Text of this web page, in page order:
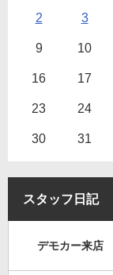
2 3
9 10
16 17
23 24
30 31
スタッフ日記
デモカー来店